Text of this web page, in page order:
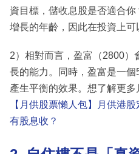
資目標，儲收息股是否適合
增長的年齡，因此在投資上可
2）相對而言，盈富（2800）
長的能力。同時，盈富是一
產生平衡的效果。想了解更多
【月供股票懶人包】月供港
有股息收？